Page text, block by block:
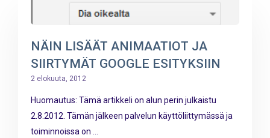
NÄIN LISÄÄT ANIMAATIOT JA
SIIRTYMÄT GOOGLE ESITYKSIIN
2 elokuuta, 2012
Huomautus: Tämä artikkeli on alun perin julkaistu
2.8.2012. Tämän jälkeen palvelun käyttöliittymässä ja
toiminnoissa on ...